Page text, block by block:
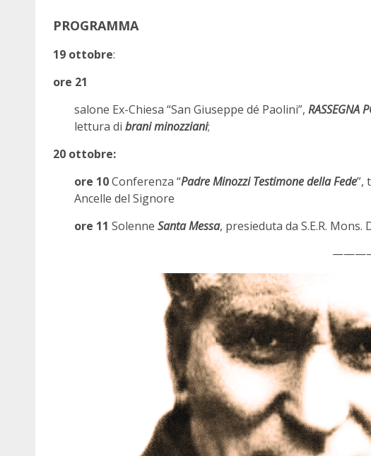
PROGRAMMA
19 ottobre:
ore 21
salone Ex-Chiesa “San Giuseppe dé Paolini”, RASSEGNA
lettura di brani minozziani;
20 ottobre:
ore 10Conferenza “Padre Minozzi Testimone della Fede”,
Ancelle del Signore
ore 11 Solenne Santa Messa, presieduta da S.E.R. Mons.